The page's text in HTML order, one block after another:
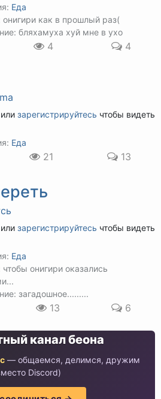
Еда
онигири как в прошлый раз(
бляхамуха хуй мне в ухо
4 4
или зарегистрируйтесь чтобы видеть
Еда
21 13
или зарегистрируйтесь чтобы видеть
Еда
чтобы онигири оказались
загадошное.........
13 6
канал беона
— общаемся, делимся, дружим
Discord)